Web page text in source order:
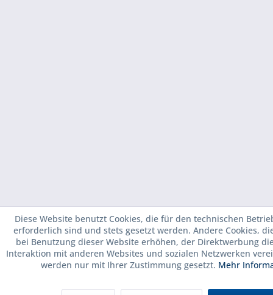
Diese Website benutzt Cookies, die für den technischen
erforderlich sind und stets gesetzt werden. Andere Cookies,
bei Benutzung dieser Website erhöhen, der Direktwerbung
Interaktion mit anderen Websites und sozialen Netzwerken
werden nur mit Ihrer Zustimmung gesetzt. Mehr